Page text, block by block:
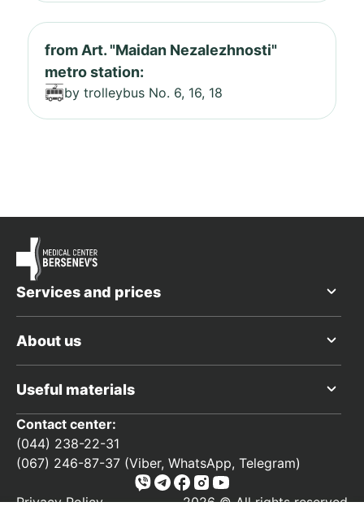
from Art. "Maidan Nezalezhnosti"
metro station:
by trolleybus No. 6, 16, 18
Services and prices
About us
Useful materials
Contact center:
(044) 238-22-31
(067) 246-87-37 (Viber, WhatsApp, Telegram)
Privacy Policy
2026 © All rights reserved